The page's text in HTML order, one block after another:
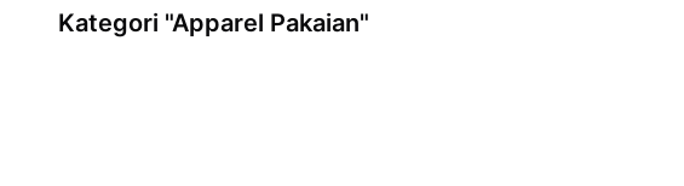
Kategori "Apparel Pakaian"